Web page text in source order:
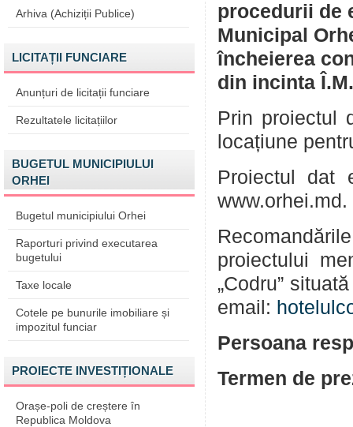
Arhiva (Achiziții Publice)
LICITAȚII FUNCIARE
Anunțuri de licitații funciare
Rezultatele licitațiilor
BUGETUL MUNICIPIULUI
ORHEI
Bugetul municipiului Orhei
Raporturi privind executarea
bugetului
Taxe locale
Cotele pe bunurile imobiliare și
impozitul funciar
PROIECTE INVESTIȚIONALE
Orașe-poli de creștere în
Republica Moldova
procedurii de
Municipal
încheierea
din incinta
Prin proiectul
locațiune
Proiectul dat
www.orhei.md.
proiectului
„Codru”
email:
Persoana
Termen de